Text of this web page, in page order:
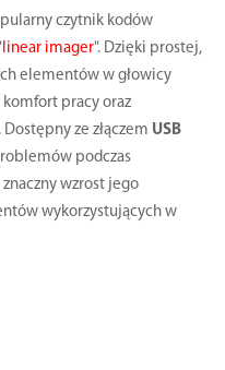
czytnik kodów
linear imager". Dzięki prostej,
elementów w głowicy
pracy oraz
ze złączem USB
podczas
wzrost jego
wykorzystujących w